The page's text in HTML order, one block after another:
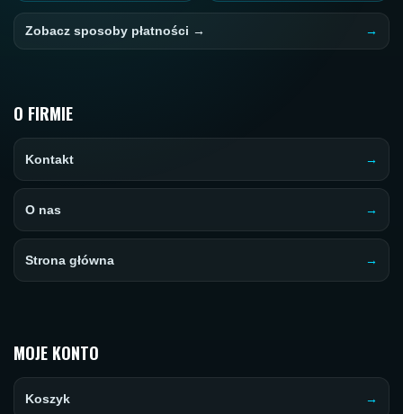
Zobacz sposoby płatności →
O FIRMIE
Kontakt
O nas
Strona główna
MOJE KONTO
Koszyk